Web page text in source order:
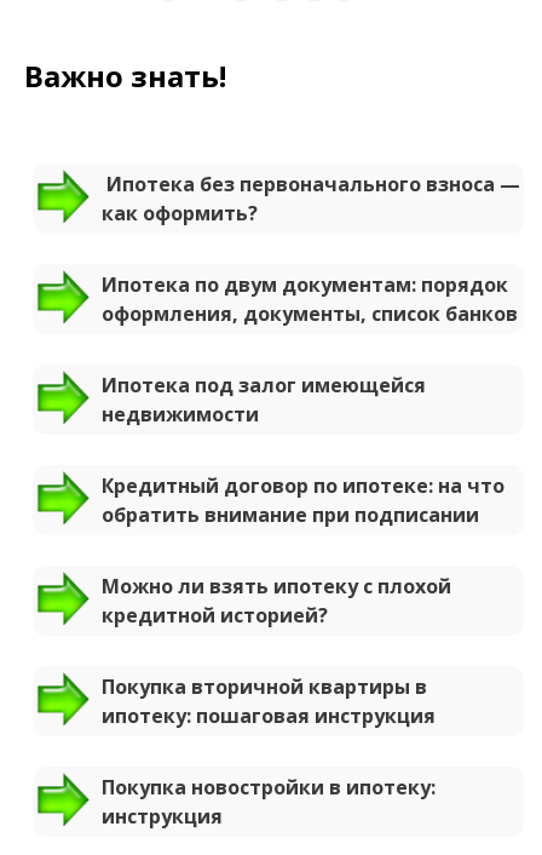
Важно знать!
Ипотека без первоначального взноса —
как оформить?
Ипотека по двум документам: порядок
оформления, документы, список банков
Ипотека под залог имеющейся
недвижимости
Кредитный договор по ипотеке: на что
обратить внимание при подписании
Можно ли взять ипотеку с плохой
кредитной историей?
Покупка вторичной квартиры в
ипотеку: пошаговая инструкция
Покупка новостройки в ипотеку:
инструкция